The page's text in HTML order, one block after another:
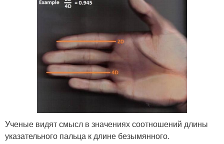
Ученые видят смысл в значениях соотношений длины
указательного пальца к длине безымянного.